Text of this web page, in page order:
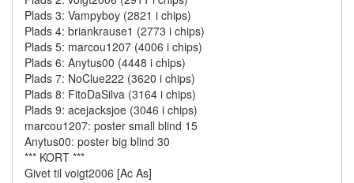
Plads 3: Vampyboy (2821 i chips)
Plads 4: briankrause1 (2773 i chips)
Plads 5: marcou1207 (4006 i chips)
Plads 6: Anytus00 (4448 i chips)
Plads 7: NoClue222 (3620 i chips)
Plads 8: FitoDaSilva (3164 i chips)
Plads 9: acejacksjoe (3046 i chips)
marcou1207: poster small blind 15
Anytus00: poster big blind 30
*** KORT ***
Givet til voigt2006 [Ac As]